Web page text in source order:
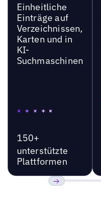
Einheitliche
Einträge auf
Verzeichnissen,
Karten und in
KI-
Suchmaschinen
150+
unterstützte
Plattformen